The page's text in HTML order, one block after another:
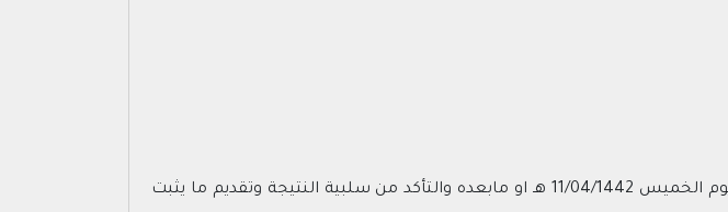
• ان يلتزم المتقدم بإجراء فحص جديد لفايروس كورونا بحيث يكون تاريخ اجراءه في يوم الخميس 11/04/1442 هـ او مابعده والتأكد من سلبية النتيجة وتقديم ما يثبت